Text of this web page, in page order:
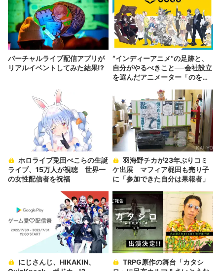
バーチャルライブ配信アプリが
リアルイベントしてみた結果!?
“インディーアニメ“の足跡と、
自分がやるべきこと──会社設立
を選んだアニメーター「のを
ライブ、15万人が視聴 世界一
の女性配信者を祝福
ケ出展 マフィア梶田も売り子
に「参加できた自分は果報者」